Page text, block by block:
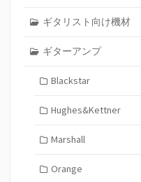
ギタリスト向け機材
ギターアンプ
Blackstar
Hughes&Kettner
Marshall
Orange